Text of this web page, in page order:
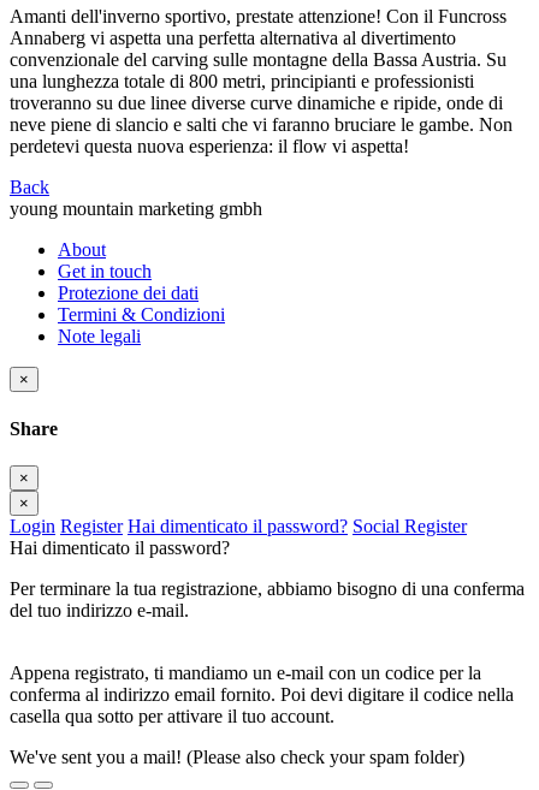
Amanti dell'inverno sportivo, prestate attenzione! Con il Funcross
Annaberg vi aspetta una perfetta alternativa al divertimento
convenzionale del carving sulle montagne della Bassa Austria. Su
una lunghezza totale di 800 metri, principianti e professionisti
troveranno su due linee diverse curve dinamiche e ripide, onde di
neve piene di slancio e salti che vi faranno bruciare le gambe. Non
perdetevi questa nuova esperienza: il flow vi aspetta!
Back
young mountain marketing gmbh
About
Get in touch
Protezione dei dati
Termini & Condizioni
Note legali
×
Share
×
×
Login Register Hai dimenticato il password? Social Register
Hai dimenticato il password?
Per terminare la tua registrazione, abbiamo bisogno di una conferma
del tuo indirizzo e-mail.
Appena registrato, ti mandiamo un e-mail con un codice per la
conferma al indirizzo email fornito. Poi devi digitare il codice nella
casella qua sotto per attivare il tuo account.
We've sent you a mail! (Please also check your spam folder)